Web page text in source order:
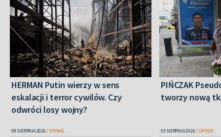
HERMAN Putin wierzy w sens
eskalacji i terror cywilów. Czy
odwróci losy wojny?
08 SIERPNIA 2026 OPINIE
PIŃCZAK
tworzy nową
03 SIERPNIA 2026 OPINIE